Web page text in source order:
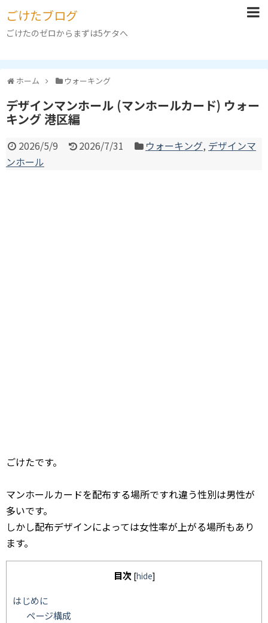
ごけたブログ
ごけたのゼロからまずは5ケタへ
ホーム ウォーキング
デザインマンホール (マンホールカード) ウォー
キング 港区編
2026/5/9 2026/7/31 ウォーキング, デザインマ
ンホール
ごけたです。
マンホールカードを配布する場所ですれ違う性別は男性が
多いです。
しかし配布デザインによっては女性率が上がる場所もあり
ます。
目次 [hide]
はじめに
ページ構成